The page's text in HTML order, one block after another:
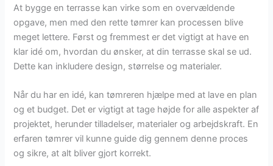
At bygge en terrasse kan virke som en overvældende
opgave, men med den rette tømrer kan processen blive
meget lettere. Først og fremmest er det vigtigt at have en
klar idé om, hvordan du ønsker, at din terrasse skal se ud.
Dette kan inkludere design, størrelse og materialer.
Når du har en idé, kan tømreren hjælpe med at lave en plan
og et budget. Det er vigtigt at tage højde for alle aspekter af
projektet, herunder tilladelser, materialer og arbejdskraft. En
erfaren tømrer vil kunne guide dig gennem denne proces
og sikre, at alt bliver gjort korrekt.